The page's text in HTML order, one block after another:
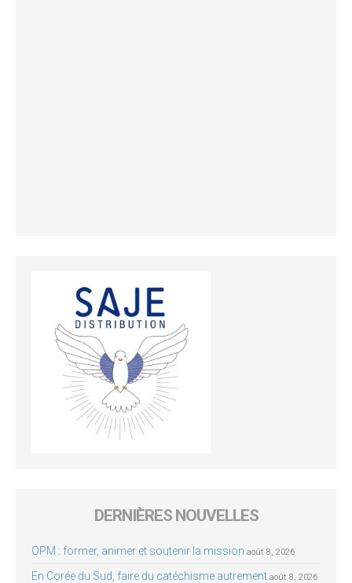
DERNIÈRES NOUVELLES
OPM : former, animer et soutenir la mission août 8, 2026
En Corée du Sud, faire du catéchisme autrement août 8, 2026